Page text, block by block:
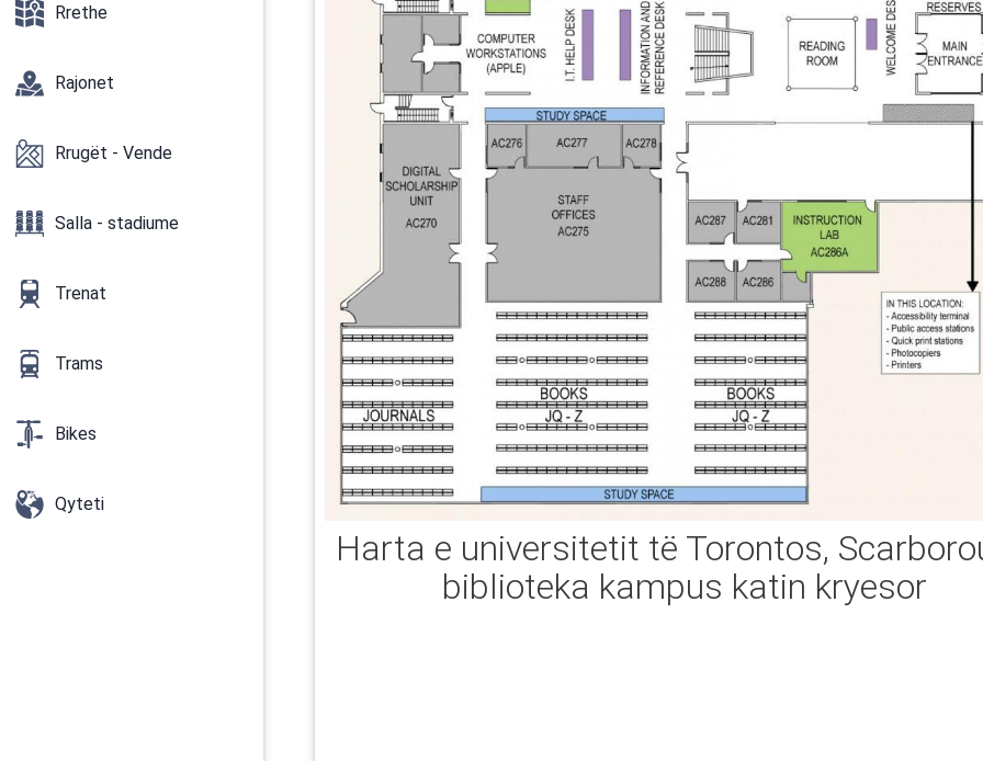
Rrethe
Rajonet
Rrugët - Vende
Salla - stadiume
Trenat
Trams
Bikes
Qyteti
Harta e universitetit të Torontos,
biblioteka kampus katin kryesor